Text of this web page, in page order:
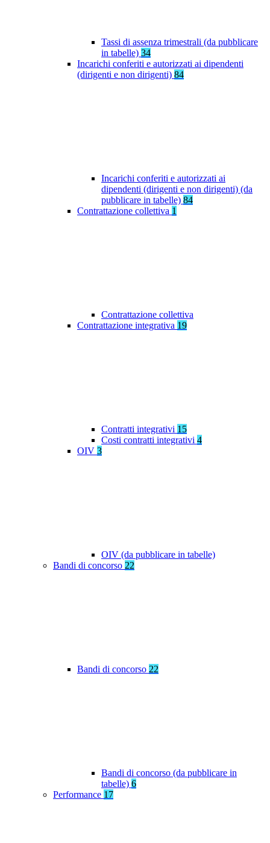
Tassi di assenza trimestrali (da pubblicare
in tabelle) 34
Incarichi conferiti e autorizzati ai dipendenti
(dirigenti e non dirigenti) 84
Incarichi conferiti e autorizzati ai
dipendenti (dirigenti e non dirigenti) (da
pubblicare in tabelle) 84
Contrattazione collettiva 1
Contrattazione collettiva
Contrattazione integrativa 19
Contratti integrativi 15
Costi contratti integrativi 4
OIV 3
OIV (da pubblicare in tabelle)
Bandi di concorso 22
Bandi di concorso 22
Bandi di concorso (da pubblicare in
tabelle) 6
Performance 17